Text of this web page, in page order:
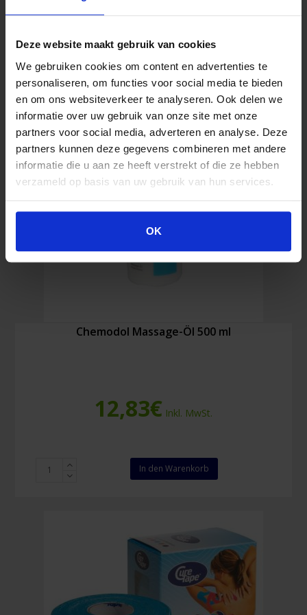
Deze website maakt gebruik van cookies
We gebruiken cookies om content en advertenties te
personaliseren, om functies voor social media te bieden
en om ons websiteverkeer te analyseren. Ook delen we
informatie over uw gebruik van onze site met onze
partners voor social media, adverteren en analyse. Deze
partners kunnen deze gegevens combineren met andere
informatie die u aan ze heeft verstrekt of die ze hebben
verzameld op basis van uw gebruik van hun services.
OK
Sport-
Gel
200
ml
Menge
In den Warenkorb
Chemodol Massage-Öl 500 ml
12,83€ Inkl. MwSt.
Chemodol
Massage-
In den Warenkorb